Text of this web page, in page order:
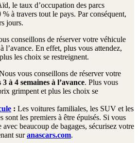
le taux d’occupation des parcs
à travers tout le pays. Par conséquent,
jours.
conseillons de réserver votre véhicule
l’avance. En effet, plus vous attendez,
les choix se restreignent.
vous conseillons de réserver votre
à 4 semaines à l’avance. Plus vous
grimpent et plus les choix se
: Les voitures familiales, les SUV et les
sont les premiers à être épuisés. Si vous
beaucoup de bagages, sécurisez votre
suranascars.com.